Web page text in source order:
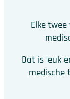
Elke
Dat is leuk
medische